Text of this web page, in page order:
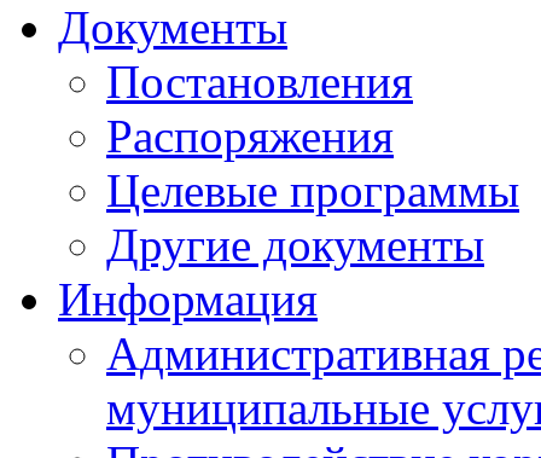
Документы
Постановления
Распоряжения
Целевые программы
Другие документы
Информация
Административная
муниципальные